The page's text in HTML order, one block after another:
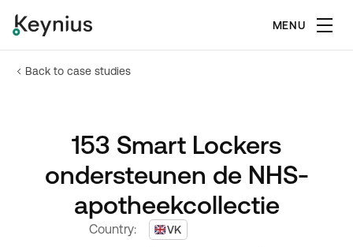
MENU
Back to case studies
153 Smart Lockers
ondersteunen de NHS-
apotheekcollectie
Country: VK